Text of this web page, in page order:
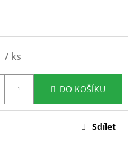
/ ks
DO KOŠÍKU
Sdílet